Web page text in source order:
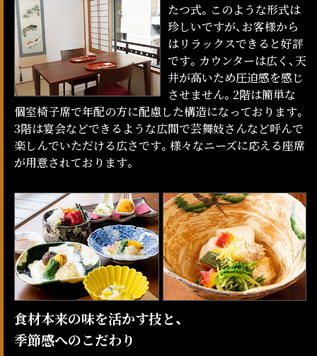
たつ式。このような形式は
珍しいですが、お客様から
はリラックスできると好評
です。カウンターは広く、天
井が高いため圧迫感を感じ
させません。2階は簡単な
個室椅子席で年配の方に配慮した構造になっております。
3階は宴会などできるような広間で芸舞妓さんなど呼んで
楽しんでいただける広さです。様々なニーズに応える座席
が用意されております。
食材本来の味を活かす技と、
季節感へのこだわり